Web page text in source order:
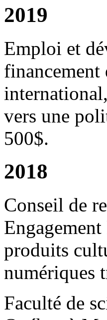
2019
Emploi et
vers une
500$.
2018
Conseil de
produits
numériques
Faculté de